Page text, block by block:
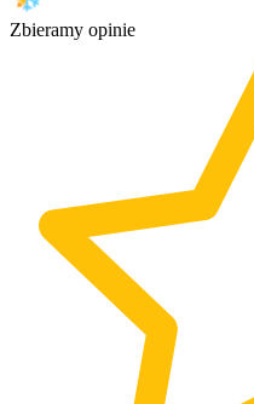
Zbieramy opinie